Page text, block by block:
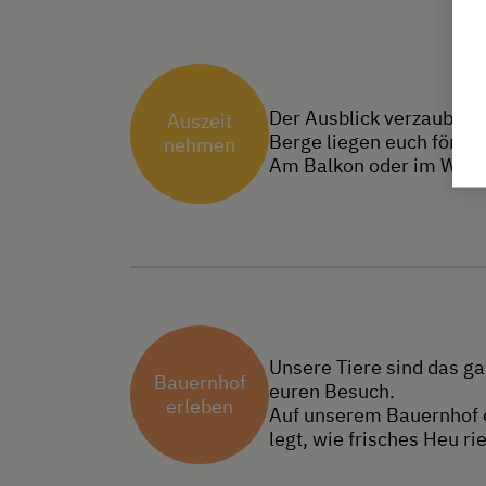
Auszeit
nehmen
Der Ausblick
Berge liegen euch
Am Balkon oder im
Bauernhof
erleben
Unsere Tiere sind das
euren Besuch.
Auf unserem
legt, wie frisches Heu